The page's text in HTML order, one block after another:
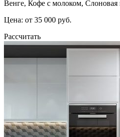
Венге, Кофе с молоком, Слоновая
Цена: от 35 000 руб.
Рассчитать